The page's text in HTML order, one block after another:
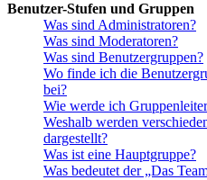
Benutzer-Stufen und Gruppen
Was sind Administratoren?
Was sind Moderatoren?
Was sind Benutzergruppen?
Wo finde ich die
bei?
Wie werde ich
Weshalb werden
dargestellt?
Was ist eine Hauptgruppe?
Was bedeutet der „Das